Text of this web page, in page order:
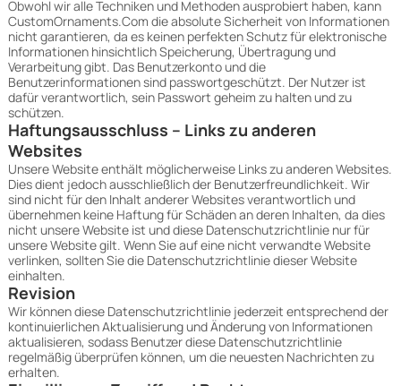
Obwohl wir alle Techniken und Methoden ausprobiert haben, kann
CustomOrnaments.Com die absolute Sicherheit von Informationen
nicht garantieren, da es keinen perfekten Schutz für elektronische
Informationen hinsichtlich Speicherung, Übertragung und
Verarbeitung gibt. Das Benutzerkonto und die
Benutzerinformationen sind passwortgeschützt. Der Nutzer ist
dafür verantwortlich, sein Passwort geheim zu halten und zu
schützen.
Haftungsausschluss – Links zu anderen
Websites
Unsere Website enthält möglicherweise Links zu anderen Websites.
Dies dient jedoch ausschließlich der Benutzerfreundlichkeit. Wir
sind nicht für den Inhalt anderer Websites verantwortlich und
übernehmen keine Haftung für Schäden an deren Inhalten, da dies
nicht unsere Website ist und diese Datenschutzrichtlinie nur für
unsere Website gilt. Wenn Sie auf eine nicht verwandte Website
verlinken, sollten Sie die Datenschutzrichtlinie dieser Website
einhalten.
Revision
Wir können diese Datenschutzrichtlinie jederzeit entsprechend der
kontinuierlichen Aktualisierung und Änderung von Informationen
aktualisieren, sodass Benutzer diese Datenschutzrichtlinie
regelmäßig überprüfen können, um die neuesten Nachrichten zu
erhalten.